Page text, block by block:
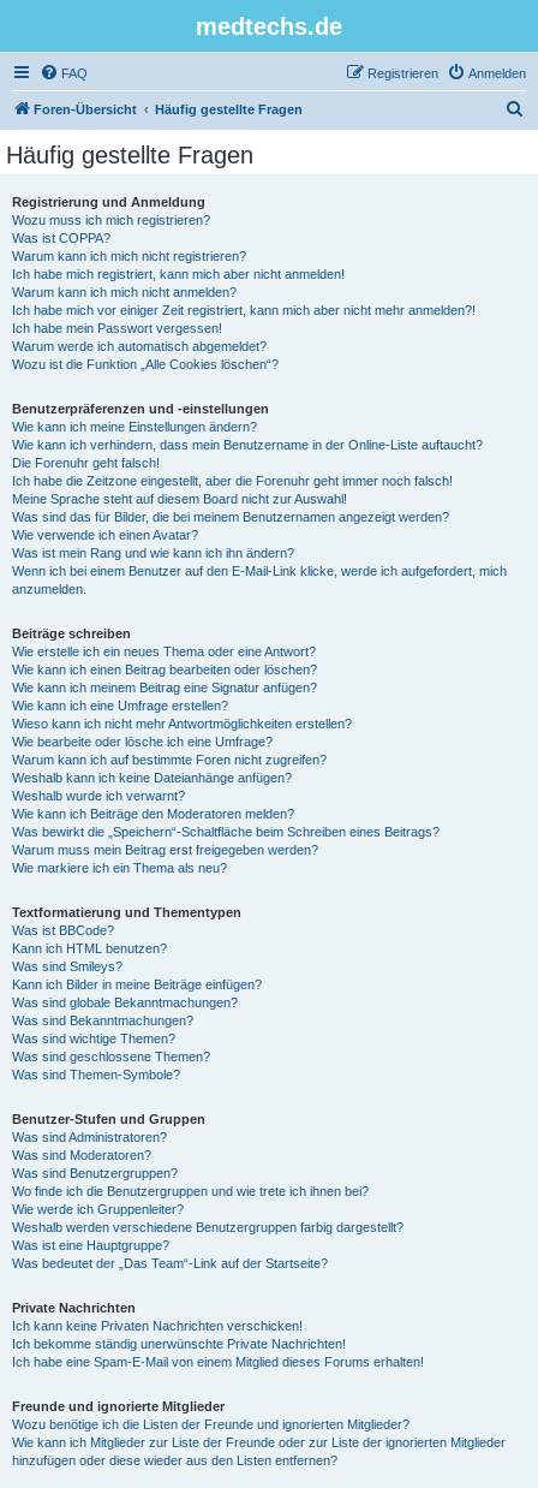
medtechs.de
FAQ Anmelden
Registrieren
Foren-Übersicht Häufig gestellte Fragen
Häufig gestellte Fragen
Registrierung und Anmeldung
Wozu muss ich mich registrieren?
Was ist COPPA?
Warum kann ich mich nicht registrieren?
Ich habe mich registriert, kann mich aber nicht anmelden!
Warum kann ich mich nicht anmelden?
Ich habe mich vor einiger Zeit registriert, kann mich aber nicht mehr anmelden?!
Ich habe mein Passwort vergessen!
Warum werde ich automatisch abgemeldet?
Wozu ist die Funktion „Alle Cookies löschen“?
Benutzerpräferenzen und -einstellungen
Wie kann ich meine Einstellungen ändern?
Wie kann ich verhindern, dass mein Benutzername in der Online-Liste auftaucht?
Die Forenuhr geht falsch!
Ich habe die Zeitzone eingestellt, aber die Forenuhr geht immer noch falsch!
Meine Sprache steht auf diesem Board nicht zur Auswahl!
Was sind das für Bilder, die bei meinem Benutzernamen angezeigt werden?
Wie verwende ich einen Avatar?
Was ist mein Rang und wie kann ich ihn ändern?
Wenn ich bei einem Benutzer auf den E-Mail-Link klicke, werde ich aufgefordert, mich
anzumelden.
Beiträge schreiben
Wie erstelle ich ein neues Thema oder eine Antwort?
Wie kann ich einen Beitrag bearbeiten oder löschen?
Wie kann ich meinem Beitrag eine Signatur anfügen?
Wie kann ich eine Umfrage erstellen?
Wieso kann ich nicht mehr Antwortmöglichkeiten erstellen?
Wie bearbeite oder lösche ich eine Umfrage?
Warum kann ich auf bestimmte Foren nicht zugreifen?
Weshalb kann ich keine Dateianhänge anfügen?
Weshalb wurde ich verwarnt?
Wie kann ich Beiträge den Moderatoren melden?
Was bewirkt die „Speichern“-Schaltfläche beim Schreiben eines Beitrags?
Warum muss mein Beitrag erst freigegeben werden?
Wie markiere ich ein Thema als neu?
Textformatierung und Thementypen
Was ist BBCode?
Kann ich HTML benutzen?
Was sind Smileys?
Kann ich Bilder in meine Beiträge einfügen?
Was sind globale Bekanntmachungen?
Was sind Bekanntmachungen?
Was sind wichtige Themen?
Was sind geschlossene Themen?
Was sind Themen-Symbole?
Benutzer-Stufen und Gruppen
Was sind Administratoren?
Was sind Moderatoren?
Was sind Benutzergruppen?
Wo finde ich die Benutzergruppen und wie trete ich ihnen bei?
Wie werde ich Gruppenleiter?
Weshalb werden verschiedene Benutzergruppen farbig dargestellt?
Was ist eine Hauptgruppe?
Was bedeutet der „Das Team“-Link auf der Startseite?
Private Nachrichten
Ich kann keine Privaten Nachrichten verschicken!
Ich bekomme ständig unerwünschte Private Nachrichten!
Ich habe eine Spam-E-Mail von einem Mitglied dieses Forums erhalten!
Freunde und ignorierte Mitglieder
Wozu benötige ich die Listen der Freunde und ignorierten Mitglieder?
Wie kann ich Mitglieder zur Liste der Freunde oder zur Liste der ignorierten Mitglieder
hinzufügen oder diese wieder aus den Listen entfernen?